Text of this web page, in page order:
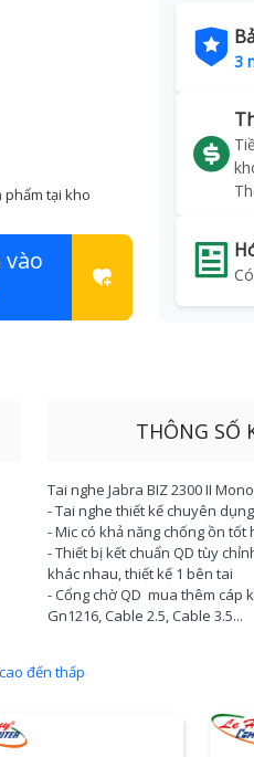
phẩm tại kho
3
THÔNG SỐ
Tai nghe Jabra BIZ 2300 II
- Tai nghe thiết kế chuyên
- Mic có khả năng chống ồn
- Thiết bị kết chuẩn QD tùy
khác nhau, thiết kế 1 bên tai
- Cổng chờ QD mua thêm cáp
Gn1216, Cable 2.5, Cable 3.5...
đến thấp